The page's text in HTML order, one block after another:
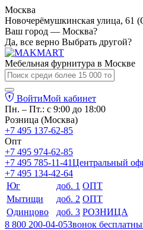
Москва
Новочерёмушкинская улица, 61
Ваш город — Москва?
Да, все верно Выбрать другой?
Мебельная фурнитура в Москве
ВойтиМой кабинет
Пн. – Пт.: с 9:00 до 18:00
Розница (Москва)
+7 495 137-62-85
Опт
+7 495 974-62-85
+7 495 785-11-41Центральный
+7 495 134-42-64
Юг
доб. 1 ОПТ
Мытищи
доб. 2 ОПТ
Одинцово
доб. 3 РОЗНИЦА
8 800 200-04-05Звонок